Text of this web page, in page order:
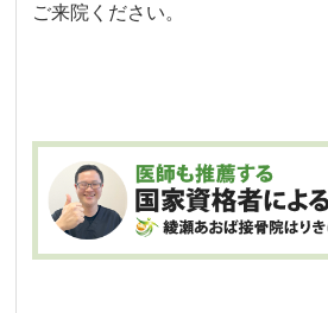
ご来院ください。